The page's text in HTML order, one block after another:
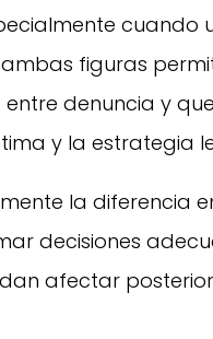
figuras
entre denuncia y
y la estrategia
la diferencia
decisiones
afectar